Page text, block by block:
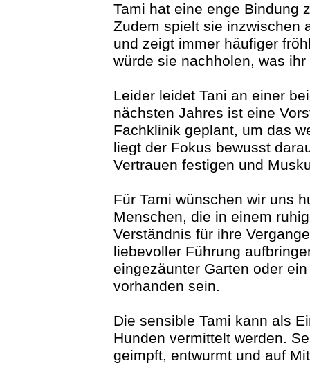
Tami hat eine enge Bindung
Zudem spielt sie inzwischen
und zeigt immer häufiger
würde sie nachholen, was
Leider leidet Tani an einer
nächsten Jahres ist eine
Fachklinik geplant, um das
liegt der Fokus bewusst
Vertrauen festigen und
Für Tami wünschen wir uns
Menschen, die in einem
Verständnis für ihre
liebevoller Führung
eingezäunter Garten oder
vorhanden sein.
Die sensible Tami kann als
Hunden vermittelt werden.
geimpft, entwurmt und auf